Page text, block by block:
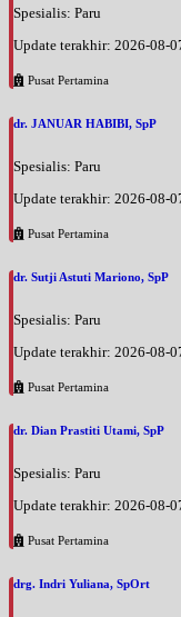
Spesialis: Paru
Update terakhir: 2026-08-
Pusat Pertamina
dr. JANUAR HABIBI, SpP
Spesialis: Paru
Update terakhir: 2026-08-
Pusat Pertamina
dr. Sutji Astuti Mariono, SpP
Spesialis: Paru
Update terakhir: 2026-08-
Pusat Pertamina
dr. Dian Prastiti Utami, SpP
Spesialis: Paru
Update terakhir: 2026-08-
Pusat Pertamina
drg. Indri Yuliana, SpOrt